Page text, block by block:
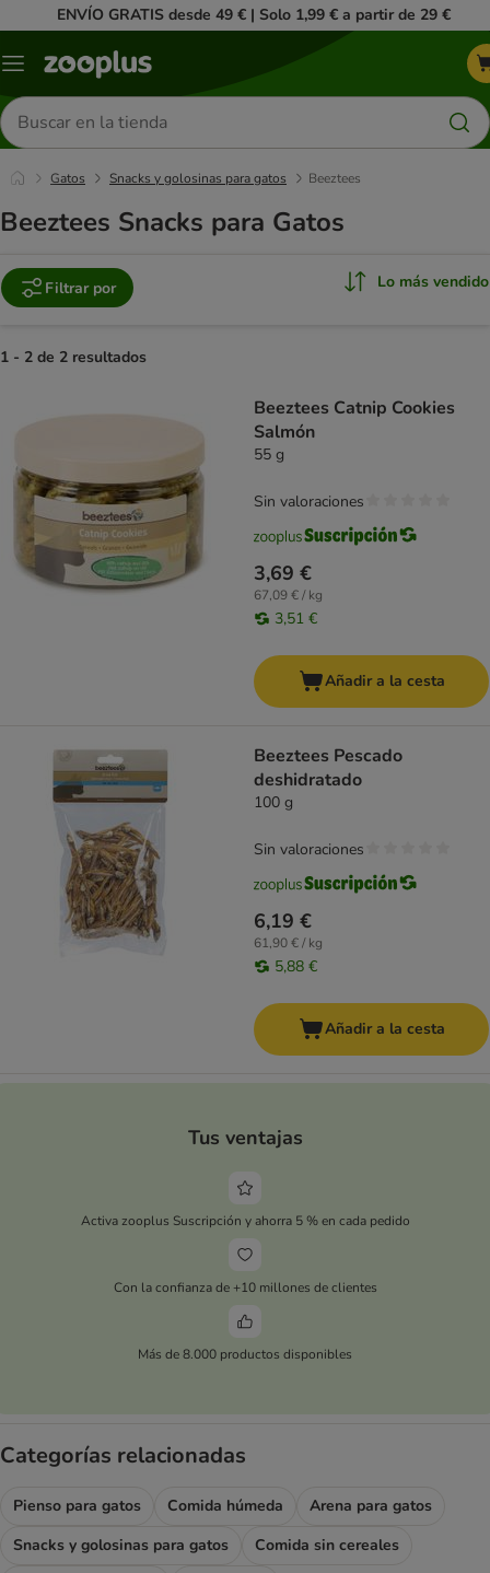
ENVÍO GRATIS desde 49 € | Solo 1,99 € a partir de 29 €
Menú
Buscar
productos
Gatos Snacks y golosinas para gatos Beeztees
Beeztees Snacks para Gatos
Filtrar por Lo más vendido
1 - 2 de 2 resultados
Beeztees Catnip Cookies
Salmón
55 g
3,69 €
67,09 € / kg
3,51 €
Sin valoraciones
Añadir a la cesta
Beeztees Pescado
deshidratado
100 g
6,19 €
61,90 € / kg
5,88 €
Sin valoraciones
Añadir a la cesta
Tus ventajas
Activa zooplus Suscripción y ahorra 5 % en cada pedido
Con la confianza de +10 millones de clientes
Más de 8.000 productos disponibles
Categorías relacionadas
Pienso para gatos Comida húmeda
Arena para gatos
Snacks y golosinas para gatos
Comida sin cereales